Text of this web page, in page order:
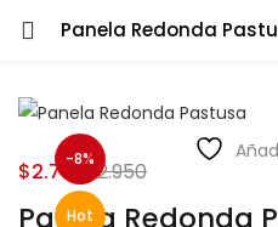
Panela Redonda
-8%
Hot
Panela Redonda
$2.700$2.950
LOGIN
Ingresa tu correo y contraseña